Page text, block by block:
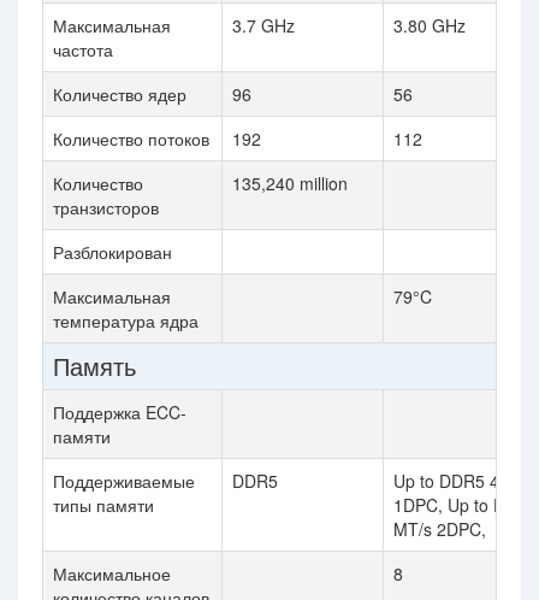
Максимальная
частота
3.7 GHz 3.80 GHz
Количество ядер 96
56
Количество потоков
192
112
Количество
транзисторов
135,240 million
Разблокирован
Максимальная
температура ядра
79°C
Память
Поддержка ECC-
памяти
Поддерживаемые
типы памяти
DDR5
Up to DDR5 4800
1DPC, Up to
MT/s 2DPC,
Максимальное
8